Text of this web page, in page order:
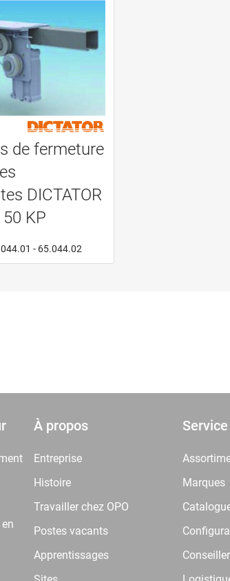
de fermeture
DICTATOR
KP
- 65.044.02
À propos
Entreprise
Histoire
Travailler chez OPO
Postes vacants
Apprentissages
Service
Marques